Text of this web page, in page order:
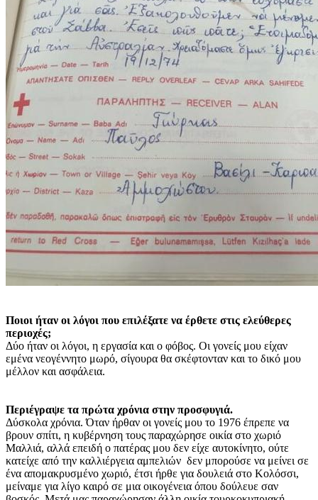
Ποιοι ήταν οι λόγοι που επιλέξατε να έρθετε στις ελεύθερες
περιοχές;
Δύο ήταν οι λόγοι, η εργασία και ο φόβος. Οι γονείς μου είχαν
εμένα νεογέννητο μωρό, σίγουρα θα σκέφτονταν και το δικό μου
μέλλον και ασφάλεια.
Περιέγραψε τα πρώτα χρόνια στην προσφυγιά.
Δύσκολα χρόνια. Όταν ήρθαν οι γονείς μου το 1976 έπρεπε να
βρουν σπίτι, η κυβέρνηση τους παραχώρησε οικία στο χωριό
Μαλλιά, αλλά επειδή ο πατέρας μου δεν είχε αυτοκίνητο, ούτε
κατείχε από την καλλιέργεια αμπελιών δεν μπορούσε να μείνει σε
ένα απομακρυσμένο χωριό, έτσι ήρθε για δουλειά στο Κολόσσι,
μείναμε για λίγο καιρό σε μια οικογένεια όπου δούλευε σαν